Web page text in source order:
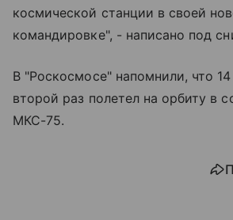
космической станции в своей
командировке", - написано под
В "Роскосмосе" напомнили, что
второй раз полетел на орбиту в
МКС-75.